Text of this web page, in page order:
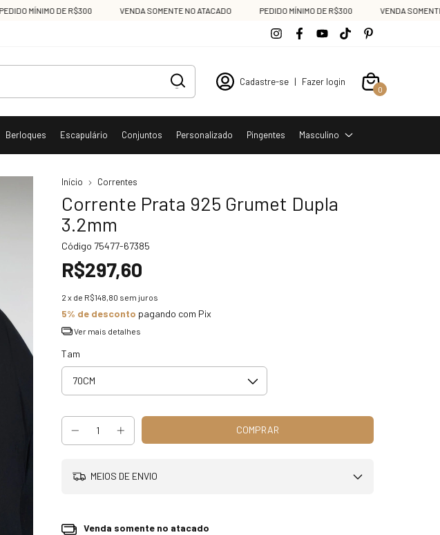
MÍNIMO DE R$300 VENDA SOMENTE NO ATACADO PEDIDO MÍNIMO DE R$300 VENDA SOMENTE NO
Cadastre-se | Fazer login
0
Berloques Escapulário Conjuntos Personalizado Pingentes Masculino
Início Correntes
Corrente Prata 925 Grumet Dupla
3.2mm
Código 75477-67385
R$297,60
2 x de R$148,80 sem juros
5% de desconto pagando com Pix
Ver mais detalhes
Tam
MEIOS DE ENVIO
Venda somente no atacado